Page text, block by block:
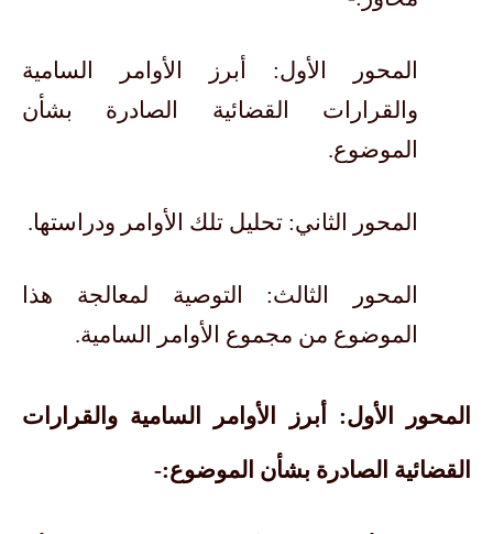
المحور الأول: أبرز الأوامر السامية
والقرارات القضائية الصادرة بشأن
الموضوع.
المحور الثاني: تحليل تلك الأوامر ودراستها.
المحور الثالث: التوصية لمعالجة هذا
الموضوع من مجموع الأوامر السامية.
المحور الأول: أبرز الأوامر السامية والقرارات
القضائية الصادرة بشأن الموضوع:-